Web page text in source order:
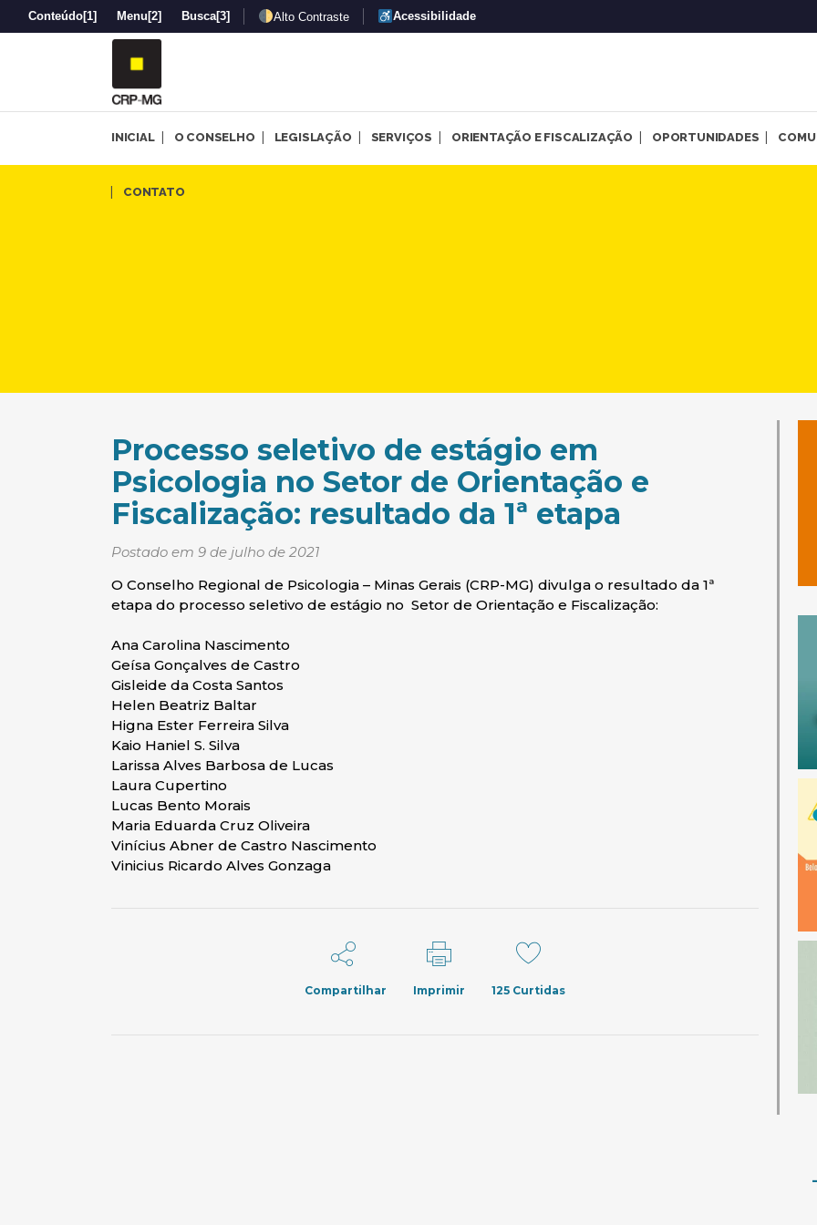
Conteúdo[1] Menu [2] Busca[3] Alto Contraste Acessibilidade
INICIAL O CONSELHO LEGISLAÇÃO SERVIÇOS ORIENTAÇÃO E FISCALIZAÇÃO OPORTUNIDADES
CONTATO
Processo seletivo de estágio em Psicologia no Setor de
Processo seletivo de estágio em
Psicologia no Setor de Orientação e
Fiscalização: resultado da 1ª etapa
Postado em 9 de julho de 2021
O Conselho Regional de Psicologia – Minas Gerais (CRP-MG) divulga o resultado da 1ª
etapa do processo seletivo de estágio no Setor de Orientação e Fiscalização:
Ana Carolina Nascimento
Geísa Gonçalves de Castro
Gisleide da Costa Santos
Helen Beatriz Baltar
Higna Ester Ferreira Silva
Kaio Haniel S. Silva
Larissa Alves Barbosa de Lucas
Laura Cupertino
Lucas Bento Morais
Maria Eduarda Cruz Oliveira
Vinícius Abner de Castro Nascimento
Vinicius Ricardo Alves Gonzaga
Compartilhar Imprimir 125 Curtidas